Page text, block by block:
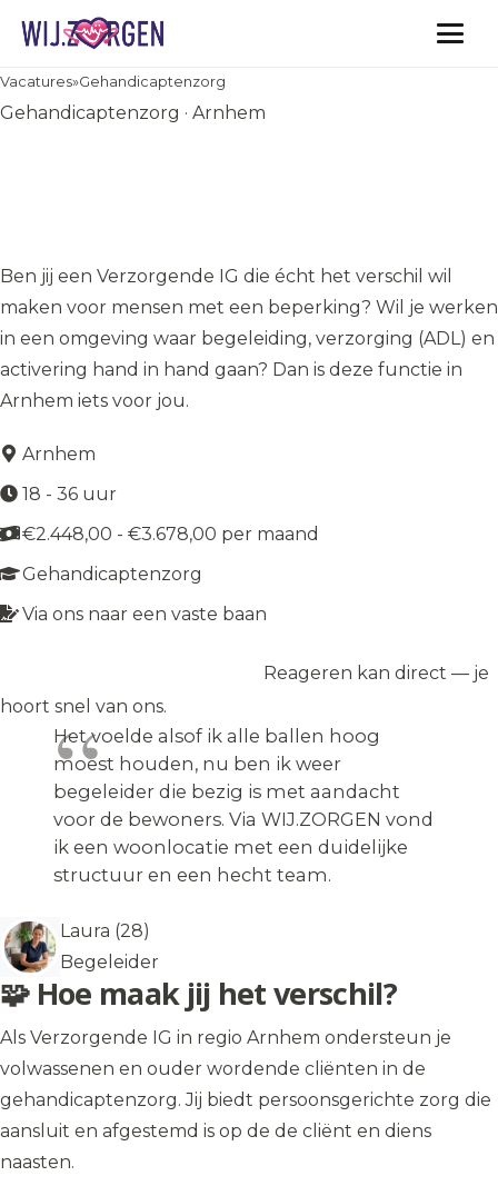
Vacatures»Gehandicaptenzorg
Gehandicaptenzorg · Arnhem
Ben jij een Verzorgende IG die écht het verschil wil
maken voor mensen met een beperking? Wil je werken
in een omgeving waar begeleiding, verzorging (ADL) en
activering hand in hand gaan? Dan is deze functie in
Arnhem iets voor jou.
Arnhem
18 - 36 uur
€2.448,00 - €3.678,00 per maand
Gehandicaptenzorg
Via ons naar een vaste baan
Reageren kan direct — je
hoort snel van ons.
Het voelde alsof ik alle ballen hoog
moest houden, nu ben ik weer
begeleider die bezig is met aandacht
voor de bewoners. Via WIJ.ZORGEN vond
ik een woonlocatie met een duidelijke
structuur en een hecht team.
Laura (28)
Begeleider
🧩 Hoe maak jij het verschil?
Als Verzorgende IG in regio Arnhem ondersteun je
volwassenen en ouder wordende cliënten in de
gehandicaptenzorg. Jij biedt persoonsgerichte zorg die
aansluit en afgestemd is op de de cliënt en diens
naasten.